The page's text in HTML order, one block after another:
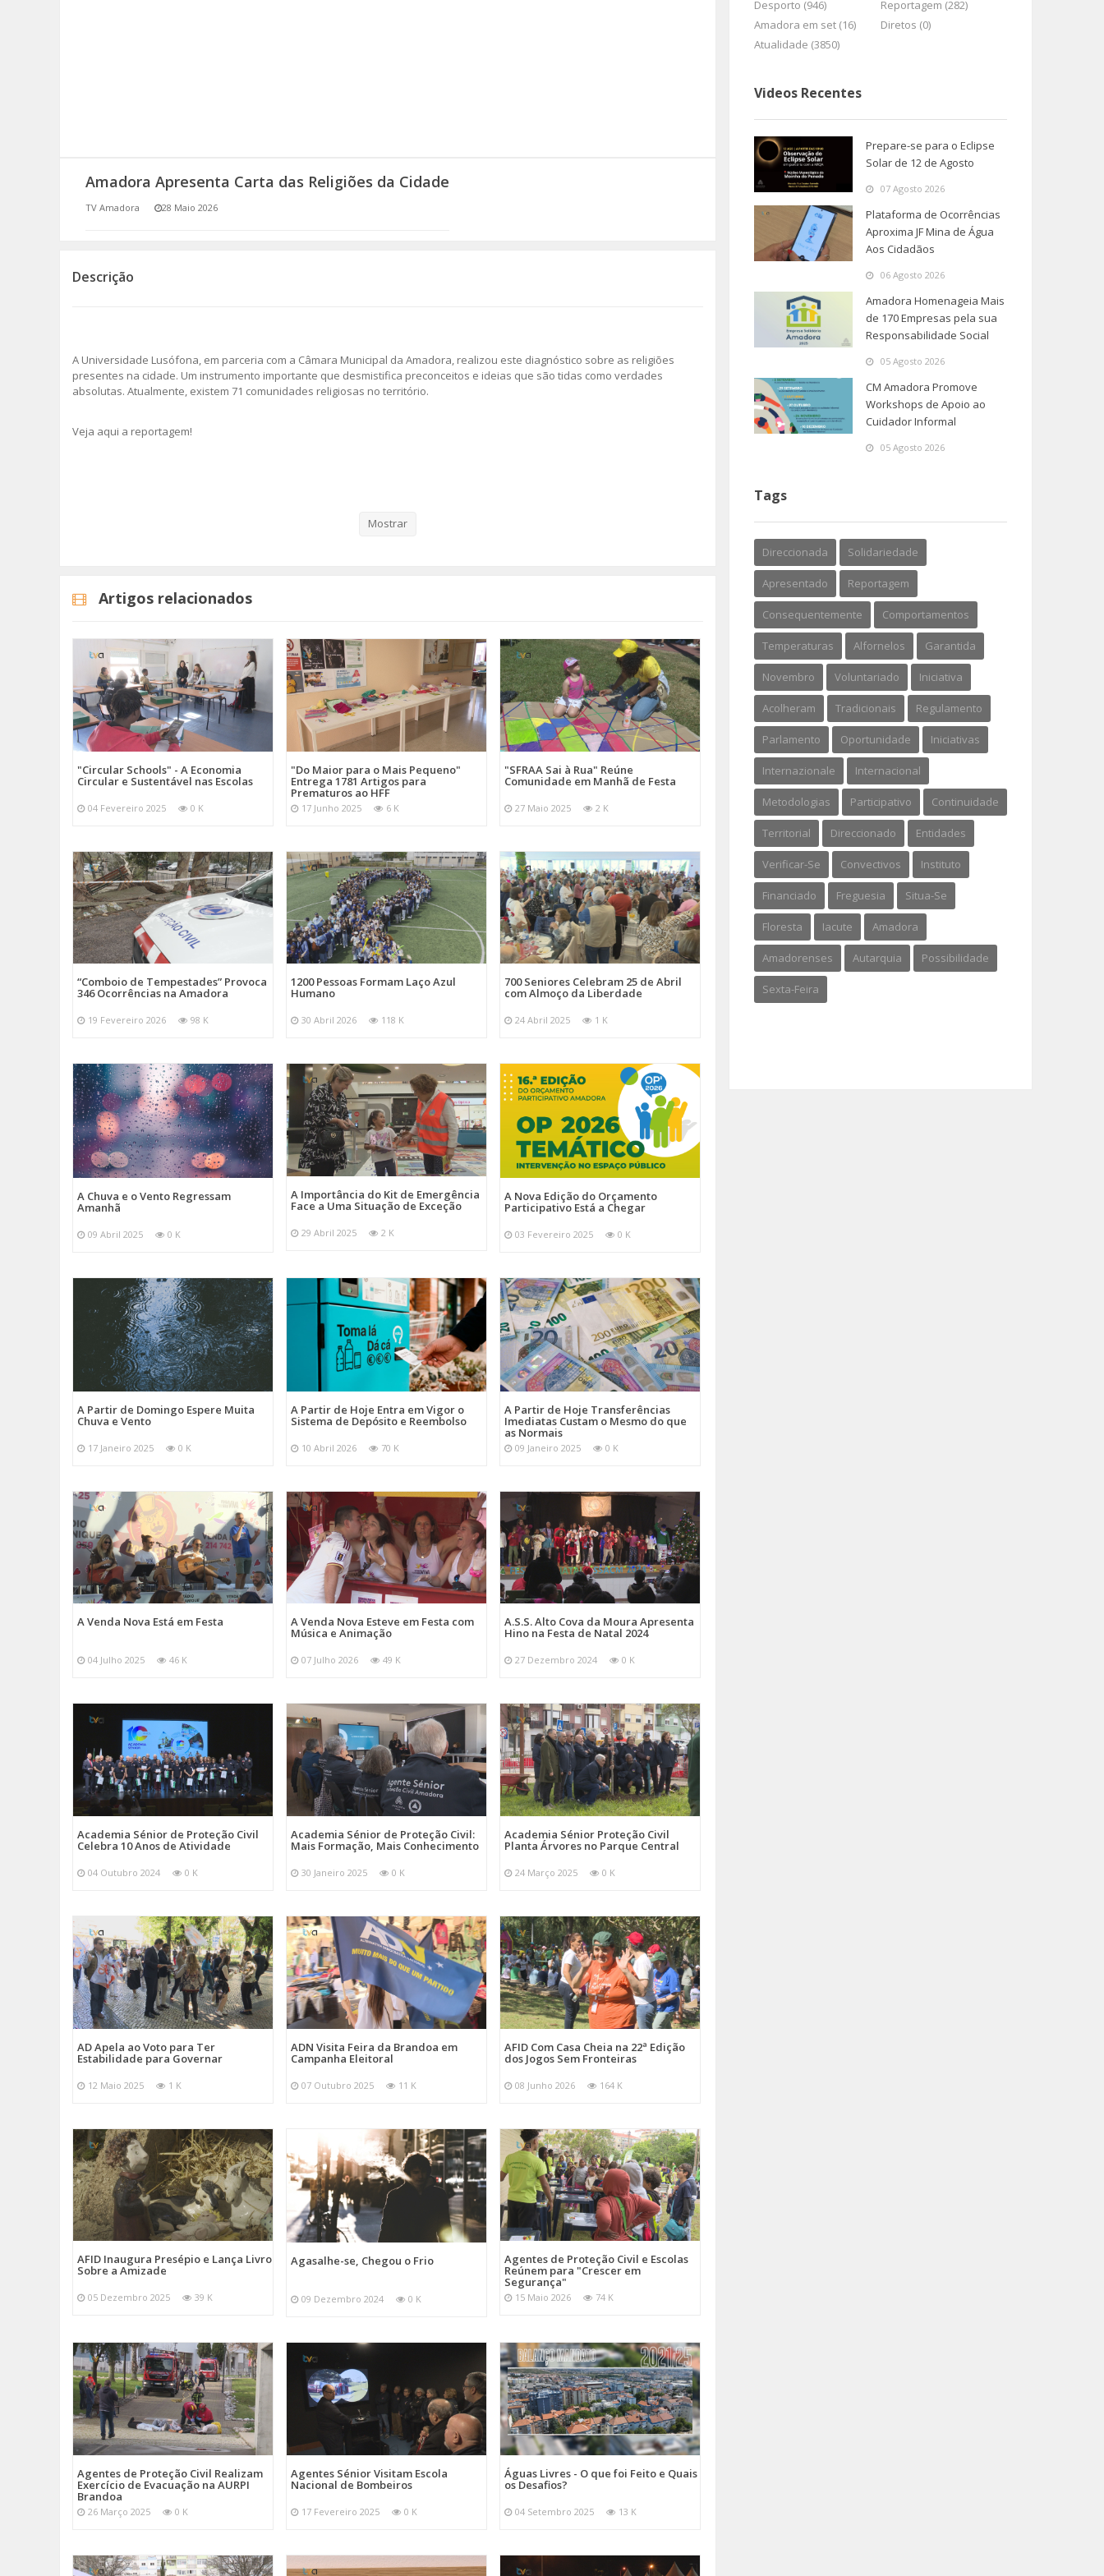
(RE) PENSAMENTOS
Amadora Apresenta Carta das Religiões da Cidade
TV Amadora 28 Maio 2026
Descrição
A Universidade Lusófona, em parceria com a Câmara Municipal da Amadora, realizou este diagnóstico sobre as religiões
presentes na cidade. Um instrumento importante que desmistifica preconceitos e ideias que são tidas como verdades
absolutas. Atualmente, existem 71 comunidades religiosas no território.
Veja aqui a reportagem!
Mostrar
Artigos relacionados
"Circular Schools" - A Economia
Circular e Sustentável nas Escolas
04 Fevereiro 2025 0 K
"Do Maior para o Mais Pequeno"
Entrega 1781 Artigos para
Prematuros ao HFF
17 Junho 2025 6 K
"SFRAA Sai à Rua" Reúne
Comunidade em Manhã de Festa
27 Maio 2025 2 K
“Comboio de Tempestades” Provoca
346 Ocorrências na Amadora
19 Fevereiro 2026 98 K
1200 Pessoas Formam Laço Azul
Humano
30 Abril 2026 118 K
700 Seniores Celebram 25 de Abril
com Almoço da Liberdade
24 Abril 2025 1 K
A Chuva e o Vento Regressam
Amanhã
09 Abril 2025 0 K
A Importância do Kit de Emergência
Face a Uma Situação de Exceção
29 Abril 2025 2 K
A Nova Edição do Orçamento
Participativo Está a Chegar
03 Fevereiro 2025 0 K
A Partir de Domingo Espere Muita
Chuva e Vento
17 Janeiro 2025 0 K
A Partir de Hoje Entra em Vigor o
Sistema de Depósito e Reembolso
10 Abril 2026 70 K
A Partir de Hoje Transferências
Imediatas Custam o Mesmo do que
as Normais
09 Janeiro 2025 0 K
A Venda Nova Está em Festa
04 Julho 2025 46 K
A Venda Nova Esteve em Festa com
Música e Animação
07 Julho 2026 49 K
A.S.S. Alto Cova da Moura Apresenta
Hino na Festa de Natal 2024
27 Dezembro 2024 0 K
Academia Sénior de Proteção Civil
Celebra 10 Anos de Atividade
04 Outubro 2024 0 K
Academia Sénior de Proteção Civil:
Mais Formação, Mais Conhecimento
30 Janeiro 2025 0 K
Academia Sénior Proteção Civil
Planta Árvores no Parque Central
24 Março 2025 0 K
AD Apela ao Voto para Ter
Estabilidade para Governar
12 Maio 2025 1 K
ADN Visita Feira da Brandoa em
Campanha Eleitoral
07 Outubro 2025 11 K
AFID Com Casa Cheia na 22ª Edição
dos Jogos Sem Fronteiras
08 Junho 2026 164 K
AFID Inaugura Presépio e Lança Livro
Sobre a Amizade
05 Dezembro 2025 39 K
Agasalhe-se, Chegou o Frio
09 Dezembro 2024 0 K
Agentes de Proteção Civil e Escolas
Reúnem para "Crescer em
Segurança"
15 Maio 2026 74 K
Agentes de Proteção Civil Realizam
Exercício de Evacuação na AURPI
Brandoa
26 Março 2025 0 K
Agentes Sénior Visitam Escola
Nacional de Bombeiros
17 Fevereiro 2025 0 K
Águas Livres - O que foi Feito e Quais
os Desafios?
04 Setembro 2025 13 K
Desporto (946)
Reportagem (282)
Amadora em set (16)
Diretos (0)
Atualidade (3850)
Videos Recentes
Prepare-se para o Eclipse
Solar de 12 de Agosto
07 Agosto 2026
Plataforma de Ocorrências
Aproxima JF Mina de Água
Aos Cidadãos
06 Agosto 2026
Amadora Homenageia Mais
de 170 Empresas pela sua
Responsabilidade Social
05 Agosto 2026
CM Amadora Promove
Workshops de Apoio ao
Cuidador Informal
05 Agosto 2026
Tags
Direccionada Solidariedade
Apresentado Reportagem
Consequentemente Comportamentos
Temperaturas Alfornelos Garantida
Novembro Voluntariado Iniciativa
Acolheram Tradicionais Regulamento
Parlamento Oportunidade Iniciativas
Internazionale Internacional
Metodologias Participativo Continuidade
Territorial Direccionado Entidades
Verificar-Se Convectivos Instituto
Financiado Freguesia Situa-Se
Floresta Iacute Amadora
Amadorenses Autarquia Possibilidade
Sexta-Feira